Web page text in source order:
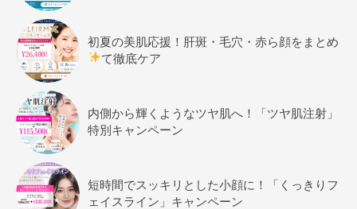
初夏の美肌応援！肝斑・毛穴・赤ら顔をまとめ
て徹底ケア
内側から輝くようなツヤ肌へ！「ツヤ肌注射」
特別キャンペーン
短時間でスッキリとした小顔に！「くっきりフ
ェイスライン」キャンペーン